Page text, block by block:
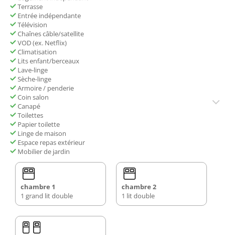
Terrasse
Entrée indépendante
Télévision
Chaînes câble/satellite
VOD (ex. Netflix)
Climatisation
Lits enfant/berceaux
Lave-linge
Sèche-linge
Armoire / penderie
Coin salon
Canapé
Toilettes
Papier toilette
Linge de maison
Espace repas extérieur
Mobilier de jardin
chambre 1
1 grand lit double
chambre 2
1 lit double